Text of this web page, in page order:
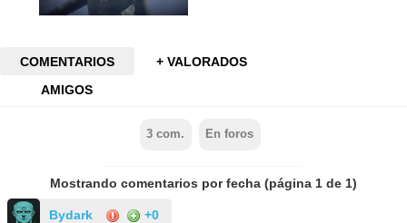
COMENTARIOS
+ VALORADOS
AMIGOS
3 com. En foros
Mostrando comentarios por fecha (página 1 de 1)
Bydark +0